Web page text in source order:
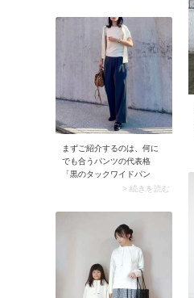
きれいめ感がグンとアッ
プ。きちんと見えする組み
合わせなので、よそ行きコ
ーデに最適です。
まずご紹介するのは、何に
でも合うパンツの代表格
「黒のタックワイドパン
ツ」。ベーシックかつ大人
きれいめ～カジュアルまで
フル活用できます。クリー
ンなムードたっぷりな上
に、ウエストにタックを施
しているためお腹まわりも
ラク、とメリットだらけで
> 続きを読む